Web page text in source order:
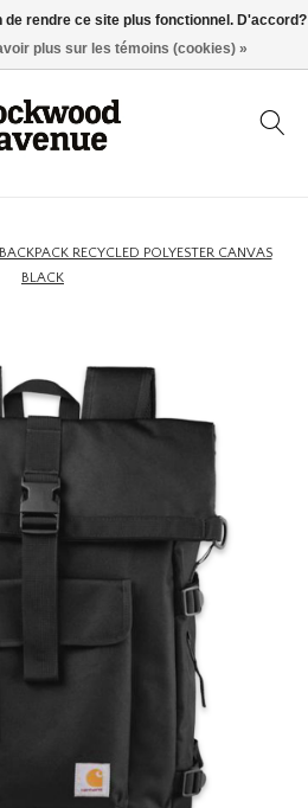
RECYCLED POLYESTER CANVAS
BLACK
rendre ce site plus fonctionnel. D'accord?
plus sur les témoins (cookies) »